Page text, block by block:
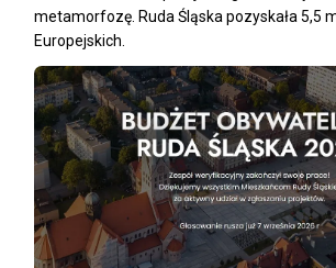
metamorfozę. Ruda Śląska pozyskała 5,5
Europejskich.